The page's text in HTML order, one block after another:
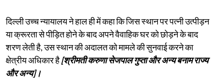
दिल्ली उच्च न्यायालय ने हाल ही में कहा कि जिस स्थान पर पत्नी उत्पीड़न
या क्रूरता से पीड़ित होने के बाद अपने वैवाहिक घर को छोड़ने के बाद
शरण लेती है, उस स्थान की अदालत को मामले की सुनवाई करने का
क्षेत्रीय अधिकार है[श्रीमती करुणा सेजपाल गुप्ता और अन्य बनाम राज्य
और अन्य]।